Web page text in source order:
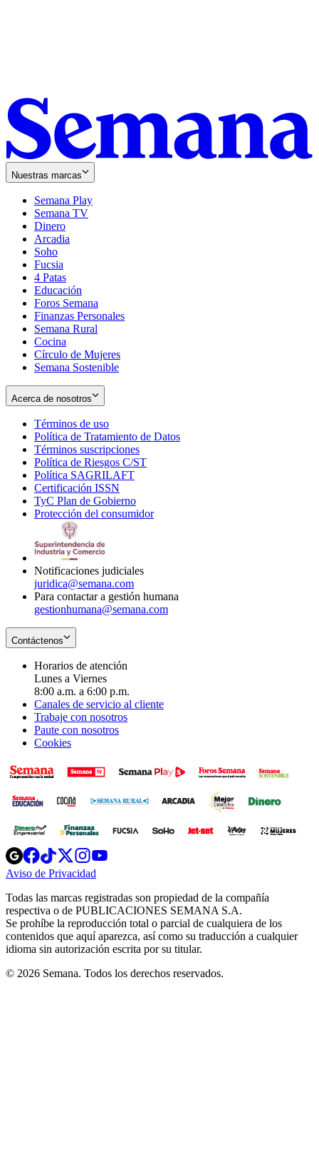
Nuestras marcas
Semana Play
Semana TV
Dinero
Arcadia
Soho
in
new
window
Fucsia
in
new
window
4 Patas
Educación
Foros Semana
Finanzas Personales
Semana Rural
Cocina
Círculo de Mujeres
Semana Sostenible
Acerca de nosotros
Términos de uso
in
new
window
Política de Tratamiento de Datos
Términos suscripciones
in
Política de Riesgos C/ST
Política SAGRILAFT
new
window
Certificación ISSN
in
new
TyC Plan de Gobierno
in
Protección del consumidorOpens
Notificaciones judiciales
juridica@semana.com
Para contactar a gestión humana
gestionhumana@semana.com
Contáctenos
Horarios de atención
Lunes a Viernes
8:00 a.m. a 6:00 p.m.
Canales de servicio al cliente
Trabaje con nosotros
Paute con nosotros
Cookies
Opens
in
new
Opens
in
new
Opens
in
new
window
Opens
new
windowwindow
Aviso de Privacidad
new
window
Todas las marcas registradas son propiedad de la compañía
respectiva o de PUBLICACIONES SEMANA S.A.
Se prohíbe la reproducción total o parcial de cualquiera de los
contenidos que aquí aparezca, así como su traducción a cualquier
idioma sin autorización escrita por su titular.
© 2026 Semana. Todos los derechos reservados.